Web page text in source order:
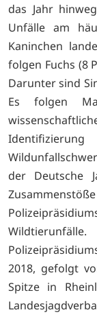
das Jahr
Unfälle am
Kaninchen
folgen Fuchs (8
Darunter sind
Es folgen
der Deutsche
2018, gefolgt
Spitze in